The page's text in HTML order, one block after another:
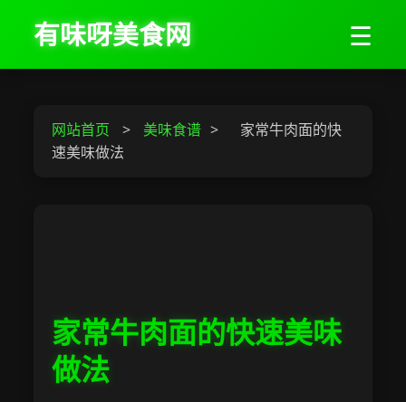
有味呀美食网 ☰
网站首页 > 美味食谱 >
家常牛肉面的快
速美味做法
家常牛肉面的快速美味
做法